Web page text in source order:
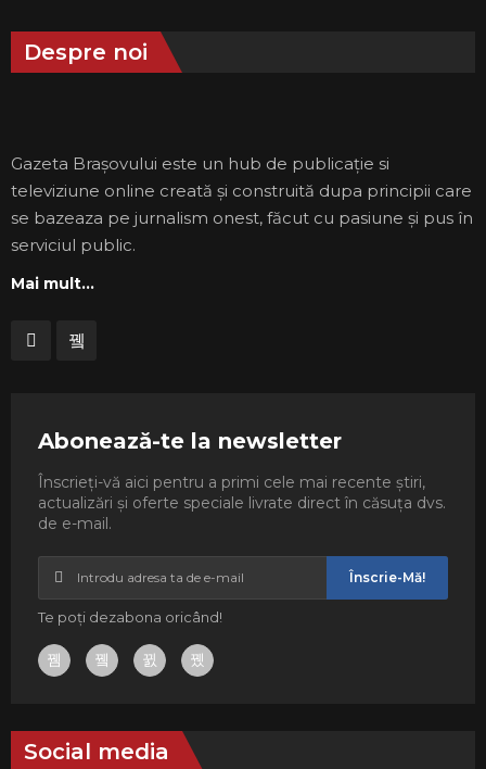
Despre noi
Gazeta Brașovului este un hub de publicație si
televiziune online creată și construită dupa principii care
se bazeaza pe jurnalism onest, făcut cu pasiune și pus în
serviciul public.
Mai mult...
Abonează-te la newsletter
Înscrieți-vă aici pentru a primi cele mai recente știri,
actualizări și oferte speciale livrate direct în căsuța dvs.
de e-mail.
Înscrie-Mă!
Te poți dezabona oricând!
Social media